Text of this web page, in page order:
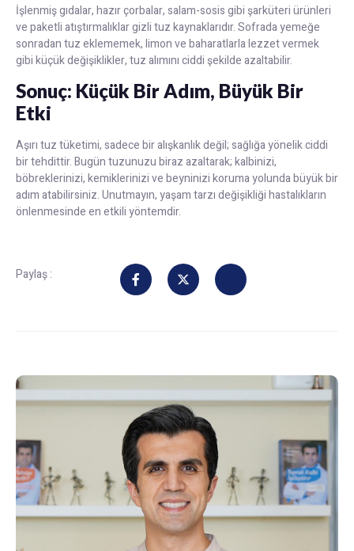
İşlenmiş gıdalar, hazır çorbalar, salam-sosis gibi şarküteri ürünleri
ve paketli atıştırmalıklar gizli tuz kaynaklarıdır. Sofrada yemeğe
sonradan tuz eklememek, limon ve baharatlarla lezzet vermek
gibi küçük değişiklikler, tuz alımını ciddi şekilde azaltabilir.
Sonuç: Küçük Bir Adım, Büyük Bir
Etki
Aşırı tuz tüketimi, sadece bir alışkanlık değil; sağlığa yönelik ciddi
bir tehdittir. Bugün tuzunuzu biraz azaltarak; kalbinizi,
böbreklerinizi, kemiklerinizi ve beyninizi koruma yolunda büyük bir
adım atabilirsiniz. Unutmayın, yaşam tarzı değişikliği hastalıkların
önlenmesinde en etkili yöntemdir.
Paylaş :